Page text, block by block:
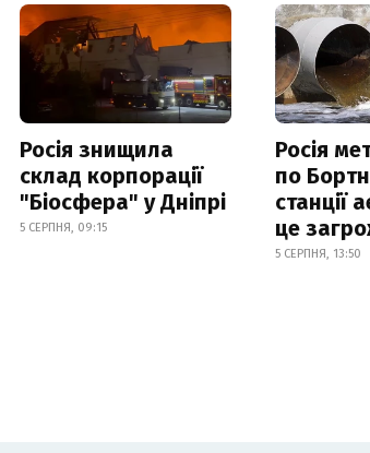
Росія знищила
склад корпорації
"Біосфера" у Дніпрі
5 СЕРПНЯ, 09:15
Росія
по
станції
це
5 СЕРПНЯ, 13:50